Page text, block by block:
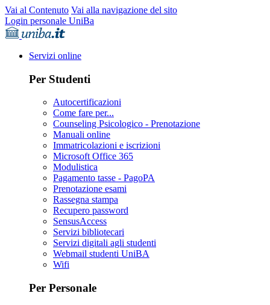
Vai al Contenuto Vai alla navigazione del sito
Login personale UniBa
Servizi online
Per Studenti
Autocertificazioni
Come fare per...
Counseling Psicologico - Prenotazione
Manuali online
Immatricolazioni e iscrizioni
Microsoft Office 365
Modulistica
Pagamento tasse - PagoPA
Prenotazione esami
Rassegna stampa
Recupero password
SensusAccess
Servizi bibliotecari
Servizi digitali agli studenti
Webmail studenti UniBA
Wifi
Per Personale